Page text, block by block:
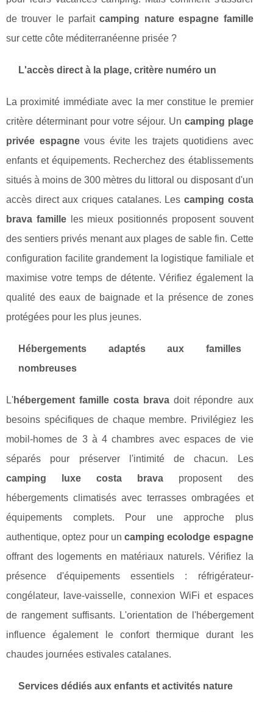
de trouver le parfaitcamping nature espagne famille
sur cette côte méditerranéenne prisée ?
L'accès direct à la plage, critère numéro un
La proximité immédiate avec la mer constitue le premier
critère déterminant pour votre séjour. Un camping plage
privée espagnevous évite les trajets quotidiens avec
enfants et équipements. Recherchez des établissements
situés à moins de 300 mètres du littoral ou disposant d'un
accès direct aux criques catalanes. Les camping costa
brava familleles mieux positionnés proposent souvent
des sentiers privés menant aux plages de sable fin. Cette
configuration facilite grandement la logistique familiale et
maximise votre temps de détente. Vérifiez également la
qualité des eaux de baignade et la présence de zones
protégées pour les plus jeunes.
Hébergements adaptés aux familles
nombreuses
L'hébergement famille costa brava doit répondre aux
besoins spécifiques de chaque membre. Privilégiez les
mobil-homes de 3 à 4 chambres avec espaces de vie
séparés pour préserver l'intimité de chacun. Les
camping luxe costa brava proposent des
hébergements climatisés avec terrasses ombragées et
équipements complets. Pour une approche plus
authentique, optez pour uncamping ecolodge espagne
offrant des logements en matériaux naturels. Vérifiez la
présence d'équipements essentiels : réfrigérateur-
congélateur, lave-vaisselle, connexion WiFi et espaces
de rangement suffisants. L'orientation de l'hébergement
influence également le confort thermique durant les
chaudes journées estivales catalanes.
Services dédiés aux enfants et activités nature